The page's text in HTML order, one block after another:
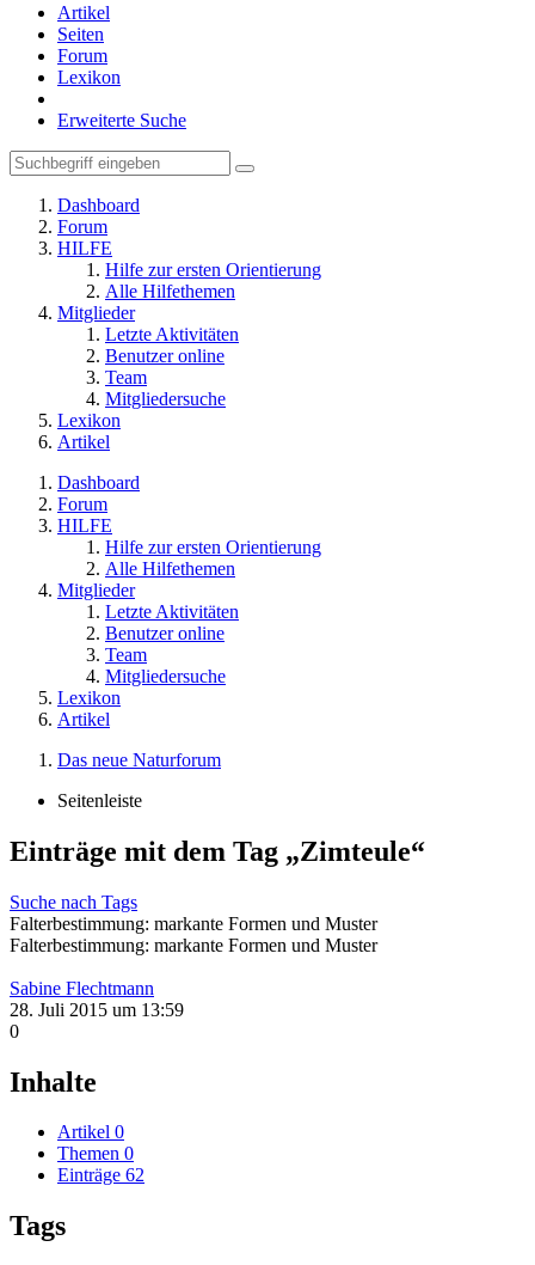
Artikel
Seiten
Forum
Lexikon
Erweiterte Suche
Dashboard
Forum
HILFE
Hilfe zur ersten Orientierung
Alle Hilfethemen
Mitglieder
Letzte Aktivitäten
Benutzer online
Team
Mitgliedersuche
Lexikon
Artikel
Dashboard
Forum
HILFE
Hilfe zur ersten Orientierung
Alle Hilfethemen
Mitglieder
Letzte Aktivitäten
Benutzer online
Team
Mitgliedersuche
Lexikon
Artikel
Das neue Naturforum
Seitenleiste
Einträge mit dem Tag „Zimteule“
Suche nach Tags
Falterbestimmung: markante Formen und Muster
Falterbestimmung: markante Formen und Muster
Sabine Flechtmann
28. Juli 2015 um 13:59
0
Inhalte
Artikel 0
Themen 0
Einträge 62
Tags